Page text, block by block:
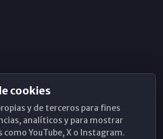
cookies
y de terceros para fines
analíticos y para mostrar
YouTube, X o Instagram.